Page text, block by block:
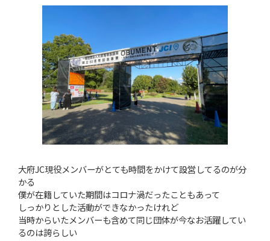
大府JC現役メンバーがとても時間をかけて設営してるのが分
かる
僕が在籍していた期間はコロナ渦だったこともあって
しっかりとした活動ができなかったけれど
当時からいたメンバーも含めて同じ団体が今なお活躍してい
るのは誇らしい